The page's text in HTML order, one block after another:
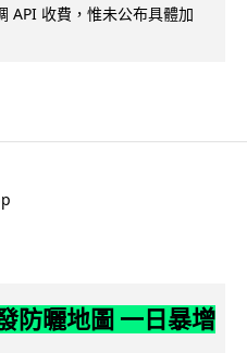
API 收費，惟未公布具體加
防曬地圖 一日暴增